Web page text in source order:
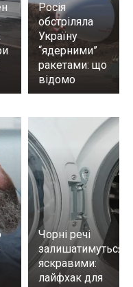
Росія
обстріляла
Україну
“ядерними”
ракетами: що
відомо
Чорні речі
залишатимуться
яскравими:
лайфхак для